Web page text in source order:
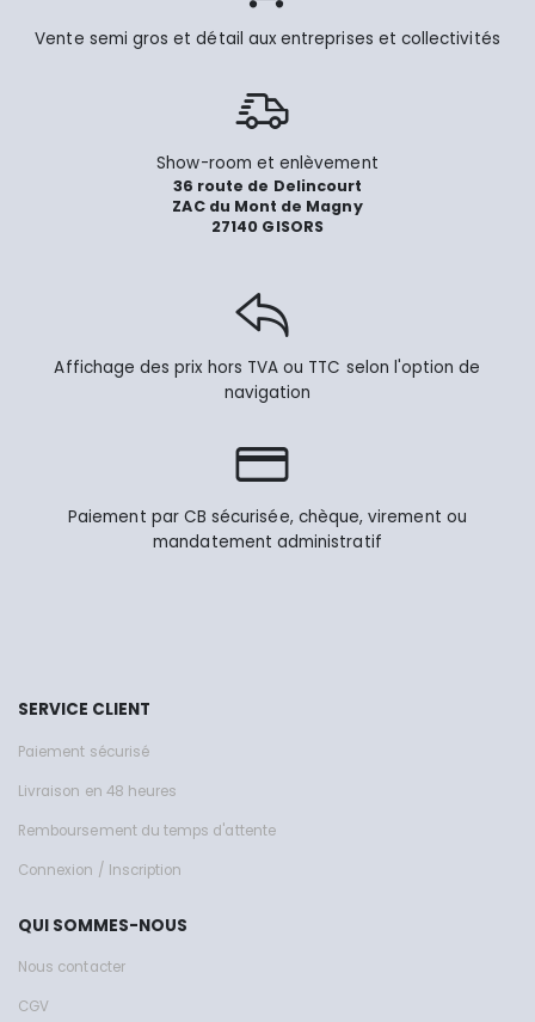
Vente semi gros et détail aux entreprises et collectivités
Show-room et enlèvement
36 route de Delincourt
ZAC du Mont de Magny
27140 GISORS
Affichage des prix hors TVA ou TTC selon l'option de
navigation
Paiement par CB sécurisée, chèque, virement ou
mandatement administratif
SERVICE CLIENT
Paiement sécurisé
Livraison en 48 heures
Remboursement du temps d'attente
Connexion / Inscription
QUI SOMMES-NOUS
Nous contacter
CGV